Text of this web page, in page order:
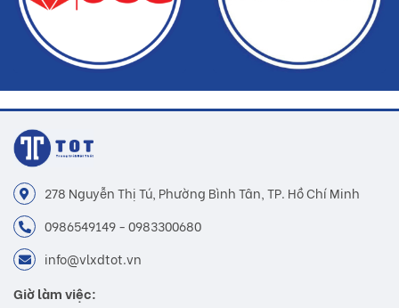
278 Nguyễn Thị Tú, Phường Bình Tân, TP. Hồ Chí Minh
0986549149 - 0983300680
info@vlxdtot.vn
Giờ làm việc: